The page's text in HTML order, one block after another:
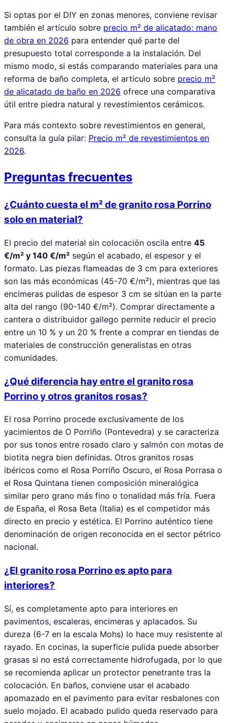
Si optas por el DIY en zonas menores, conviene revisar
también el artículo sobre precio m² de alicatado: mano
de obra en 2026 para entender qué parte del
presupuesto total corresponde a la instalación. Del
mismo modo, si estás comparando materiales para una
reforma de baño completa, el artículo sobre precio m²
de alicatado de baño en 2026 ofrece una comparativa
útil entre piedra natural y revestimientos cerámicos.
Para más contexto sobre revestimientos en general,
consulta la guía pilar: Precio m² de revestimientos en
2026.
Preguntas frecuentes
¿Cuánto cuesta el m² de granito rosa Porrino
solo en material?
El precio del material sin colocación oscila entre 45
€/m² y 140 €/m² según el acabado, el espesor y el
formato. Las piezas flameadas de 3 cm para exteriores
son las más económicas (45-70 €/m²), mientras que las
encimeras pulidas de espesor 3 cm se sitúan en la parte
alta del rango (90-140 €/m²). Comprar directamente a
cantera o distribuidor gallego permite reducir el precio
entre un 10 % y un 20 % frente a comprar en tiendas de
materiales de construcción generalistas en otras
comunidades.
¿Qué diferencia hay entre el granito rosa
Porrino y otros granitos rosas?
El rosa Porrino procede exclusivamente de los
yacimientos de O Porriño (Pontevedra) y se caracteriza
por sus tonos entre rosado claro y salmón con motas de
biotita negra bien definidas. Otros granitos rosas
ibéricos como el Rosa Porriño Oscuro, el Rosa Porrasa o
el Rosa Quintana tienen composición mineralógica
similar pero grano más fino o tonalidad más fría. Fuera
de España, el Rosa Beta (Italia) es el competidor más
directo en precio y estética. El Porrino auténtico tiene
denominación de origen reconocida en el sector pétrico
nacional.
¿El granito rosa Porrino es apto para
interiores?
Sí, es completamente apto para interiores en
pavimentos, escaleras, encimeras y aplacados. Su
dureza (6-7 en la escala Mohs) lo hace muy resistente al
rayado. En cocinas, la superficie pulida puede absorber
grasas si no está correctamente hidrofugada, por lo que
se recomienda aplicar un protector penetrante tras la
colocación. En baños, conviene usar el acabado
apomazado en el pavimento para evitar resbalones con
suelo mojado. El acabado pulido queda reservado para